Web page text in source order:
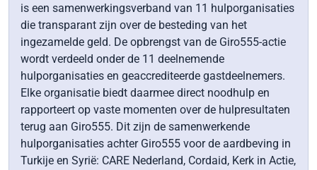
is een samenwerkingsverband van 11 hulporganisaties
die transparant zijn over de besteding van het
ingezamelde geld. De opbrengst van de Giro555-actie
wordt verdeeld onder de 11 deelnemende
hulporganisaties en geaccrediteerde gastdeelnemers.
Elke organisatie biedt daarmee direct noodhulp en
rapporteert op vaste momenten over de hulpresultaten
terug aan Giro555. Dit zijn de samenwerkende
hulporganisaties achter Giro555 voor de aardbeving in
Turkije en Syrië: CARE Nederland, Cordaid, Kerk in Actie,